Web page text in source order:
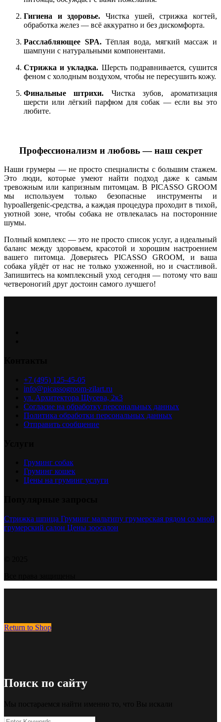
Гигиена и здоровье. Чистка ушей, стрижка когтей,
обработка желез — всё аккуратно и без дискомфорта.
Расслабляющее SPA.Тёплая вода, мягкий массаж и
шампуни с натуральными компонентами.
Стрижка и укладка. Шерсть подравнивается, сушится
феном с холодным воздухом, чтобы не пересушить кожу.
Финальные штрихи. Чистка зубов, ароматизация
шерсти или лёгкий парфюм для собак — если вы это
любите.
Профессионализм и любовь — наш секрет
Наши грумеры — не просто специалисты с большим стажем.
Это люди, которые умеют найти подход даже к самым
тревожным или капризным питомцам. В PICASSO GROOM
мы используем только безопасные инструменты и
hypoallergenic-средства, а каждая процедура проходит в тихой,
уютной зоне, чтобы собака не отвлекалась на посторонние
шумы.
Полный комплекс — это не просто список услуг, а идеальный
баланс между здоровьем, красотой и хорошим настроением
вашего питомца. Доверьтесь PICASSO GROOM, и ваша
собака уйдёт от нас не только ухоженной, но и счастливой.
Запишитесь на комплексный уход сегодня — потому что ваш
четвероногий друг достоин самого лучшего!
+7 (495) 125-45-05
info@picassogroom-zilart.ru
ул. Архитектора Щусева, 2к3
Согласие на обработку персональных данных
Политика обработки персональных данных
Отправить сообщение
Груминг собак
Груминг кошек
Цены на груминг услуги
Стрижка шпица Груминг мальтипу грумерская рядом со мной
грумерский салон Цены зоосалон
Return to Shop
Поиск по сайту
Мы постараемся найти именно то, что Вы искали